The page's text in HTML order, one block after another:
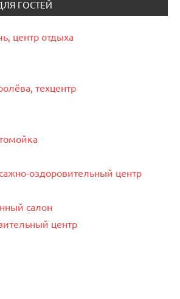
ГОСТЕЙ
центр отдыха
техцентр
оздоровительный центр
салон
центр